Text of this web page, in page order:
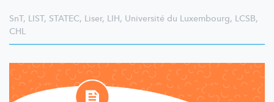
SnT, LIST, STATEC, Liser, LIH, Université du Luxembourg, LCSB,
CHL